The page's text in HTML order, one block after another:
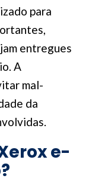
para
entregues
A
mal-
da
e-